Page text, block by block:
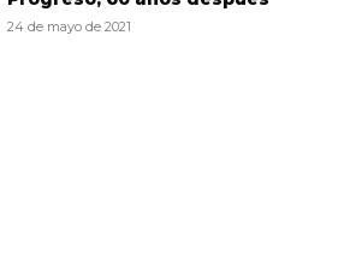
24 de mayo de 2021